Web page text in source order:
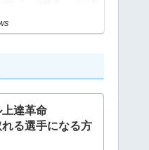
達革命
る選手になる方